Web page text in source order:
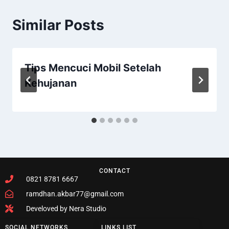
Similar Posts
Tips Mencuci Mobil Setelah
Kehujanan
CONTACT
0821 8781 6667
ramdhan.akbar77@gmail.com
Develoved by Nera Studio
SOCIAL NETWORKS LINKS LIST